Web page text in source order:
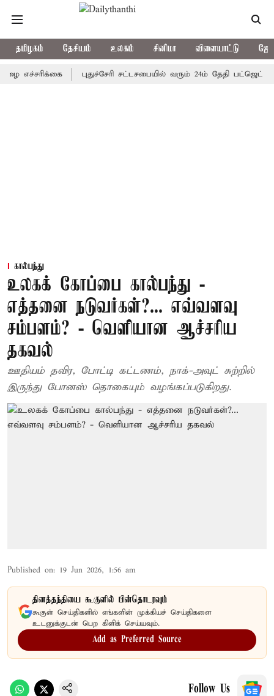
தமிழகம் தேசியம் உலகம் சினிமா விளையாட்டு
புதுச்சேரி சட்டசபையில் வரும் 24ம் தேதி பட்ஜெட்
கால்பந்து
உலகக் கோப்பை கால்பந்து -
எத்தனை நடுவர்கள்?... எவ்வளவு
சம்பளம்? - வெளியான ஆச்சரிய
தகவல்
ஊதியம் தவிர, போட்டி கட்டணம், நாக்-அவுட் சுற்றில்
இருந்து போனஸ் தொகையும் வழங்கப்படுகிறது.
Published on: 19 Jun 2026, 1:56 am
தினத்தந்தியை கூகுளில் பின்தொடரவும்
கூகுள் செய்திகளில் எங்களின் முக்கியச் செய்திகளை
உடனுக்குடன் பெற கிளிக் செய்யவும்.
Add as Preferred Source
Follow Us